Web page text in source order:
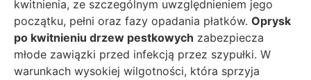
kwitnienia, ze szczególnym uwzględnieniem jego
początku, pełni oraz fazy opadania płatków. Oprysk
po kwitnieniu drzew pestkowych zabezpiecza
młode zawiązki przed infekcją przez szypułki. W
warunkach wysokiej wilgotności, która sprzyja